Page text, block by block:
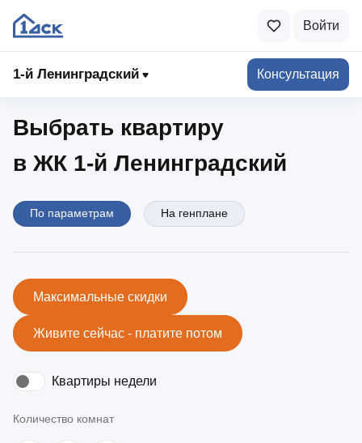
Войти
1-й Ленинградский Консультация
1‑й Ленинградский
Выбрать квартиру
в ЖК 1‑й Ленинградский
По параметрам На генплане
Максимальные скидки
Живите сейчас - платите потом
Квартиры недели
Количество комнат